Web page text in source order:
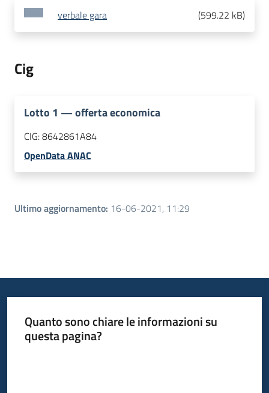
verbale gara (599.22 kB)
Cig
Lotto 1 —offerta economica
CIG:8642861A84
OpenData ANAC
Ultimo aggiornamento: 16-06-2021, 11:29
Quanto sono chiare le informazioni su
questa pagina?